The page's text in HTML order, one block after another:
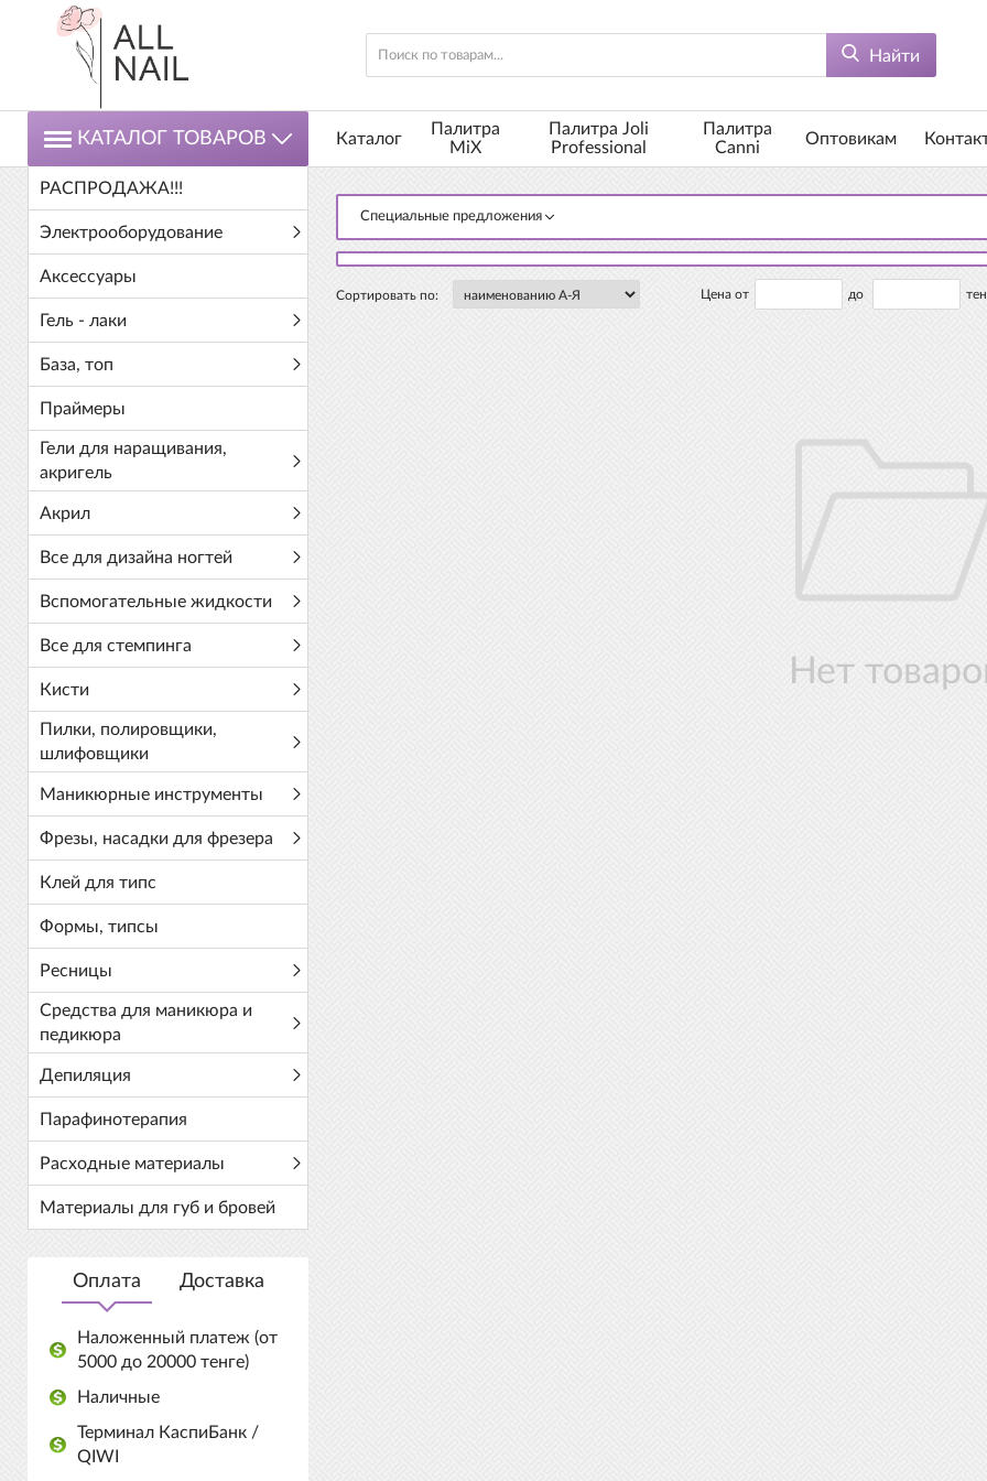
Найти
КАТАЛОГ ТОВАРОВ
РАСПРОДАЖА!!!
Электрооборудование
Аксессуары
Гель - лаки
База, топ
Праймеры
Гели для наращивания,
акригель
Акрил
Все для дизайна ногтей
Вспомогательные жидкости
Все для стемпинга
Кисти
Пилки, полировщики,
шлифовщики
Маникюрные инструменты
Фрезы, насадки для фрезера
Клей для типс
Формы, типсы
Ресницы
Средства для маникюра и
педикюра
Депиляция
Парафинотерапия
Расходные материалы
Материалы для губ и бровей
Оплата Доставка
Наложенный платеж (от
5000 до 20000 тенге)
Наличные
Терминал КаспиБанк /
QIWI
Каталог
Палитра
MiX
Палитра Joli
Professional
Палитра
Canni
Оптовикам
Сортировать по: Цена от до
Специальные предложения
Нет